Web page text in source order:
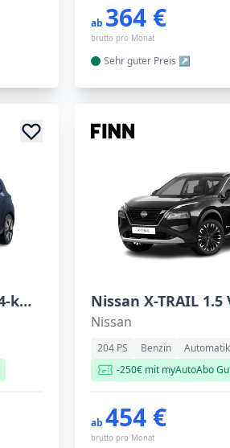
ab 364 €
brutto pro Monat
Sehr guter Preis
Opel Frontera Electric 54-kWh-Batterie 83kW
Nissan
204 PS Benzin
Automatik
-250€ mit myAutoAbo
ab454 €
brutto pro Monat